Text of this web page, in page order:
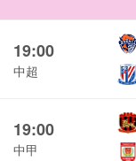
19:00
中超
19:00
中甲